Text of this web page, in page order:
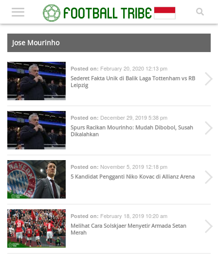
Jose Mourinho
Posted on: February 20, 2020 12:13 pm
Sederet Fakta Unik di Balik Laga Tottenham vs RB
Leipzig
Posted on: December 29, 2019 5:38 pm
Spurs Racikan Mourinho: Mudah Dibobol, Susah
Dikalahkan
Posted on: November 5, 2019 12:18 pm
5 Kandidat Pengganti Niko Kovac di Allianz Arena
Posted on: February 18, 2019 10:20 am
Melihat Cara Solskjaer Menyetir Armada Setan
Merah